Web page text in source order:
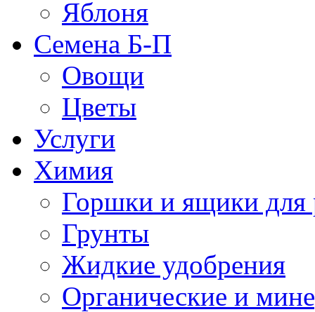
Яблоня
Семена Б-П
Овощи
Цветы
Услуги
Химия
Горшки и ящики для
Грунты
Жидкие удобрения
Органические и